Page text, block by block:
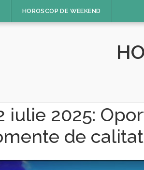
HOROSCOP DE WEEKEND
iulie 2025:
de